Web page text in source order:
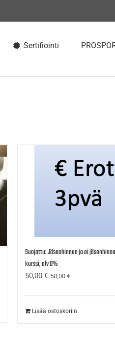
Sertifiointi
Suojattu: Jäsenhinnan ja ei
kurssi, alv 0%
50,00 € 50,00 €
Lisää ostoskoriin